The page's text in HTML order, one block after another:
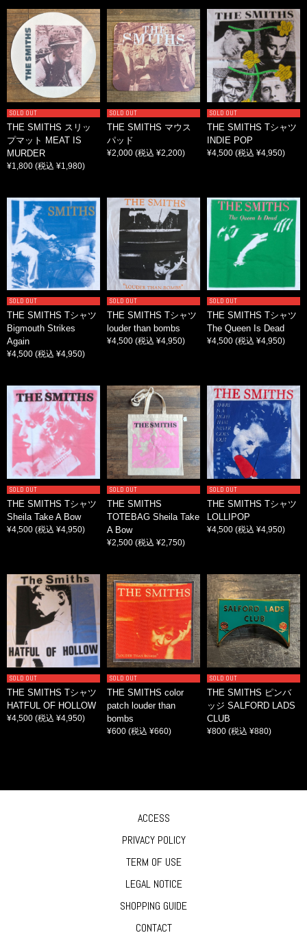
SOLD OUT
THE SMITHS スリッ
プマット MEAT IS
MURDER
¥1,800 (税込 ¥1,980)
SOLD OUT
THE SMITHS マウス
パッド
¥2,000 (税込 ¥2,200)
SOLD OUT
THE SMITHS Tシャツ
INDIE POP
¥4,500 (税込 ¥4,950)
SOLD OUT
THE SMITHS Tシャツ
Bigmouth Strikes
Again
¥4,500 (税込 ¥4,950)
SOLD OUT
THE SMITHS Tシャツ
louder than bombs
¥4,500 (税込 ¥4,950)
SOLD OUT
THE SMITHS Tシャツ
The Queen Is Dead
¥4,500 (税込 ¥4,950)
SOLD OUT
THE SMITHS Tシャツ
Sheila Take A Bow
¥4,500 (税込 ¥4,950)
SOLD OUT
THE SMITHS
TOTEBAG Sheila Take
A Bow
¥2,500 (税込 ¥2,750)
SOLD OUT
THE SMITHS Tシャツ
LOLLIPOP
¥4,500 (税込 ¥4,950)
SOLD OUT
THE SMITHS Tシャツ
HATFUL OF HOLLOW
¥4,500 (税込 ¥4,950)
SOLD OUT
THE SMITHS color
patch louder than
bombs
¥600 (税込 ¥660)
SOLD OUT
THE SMITHS ピンバ
ッジ SALFORD LADS
CLUB
¥800 (税込 ¥880)
ACCESS
PRIVACY POLICY
TERM OF USE
LEGAL NOTICE
SHOPPING GUIDE
CONTACT